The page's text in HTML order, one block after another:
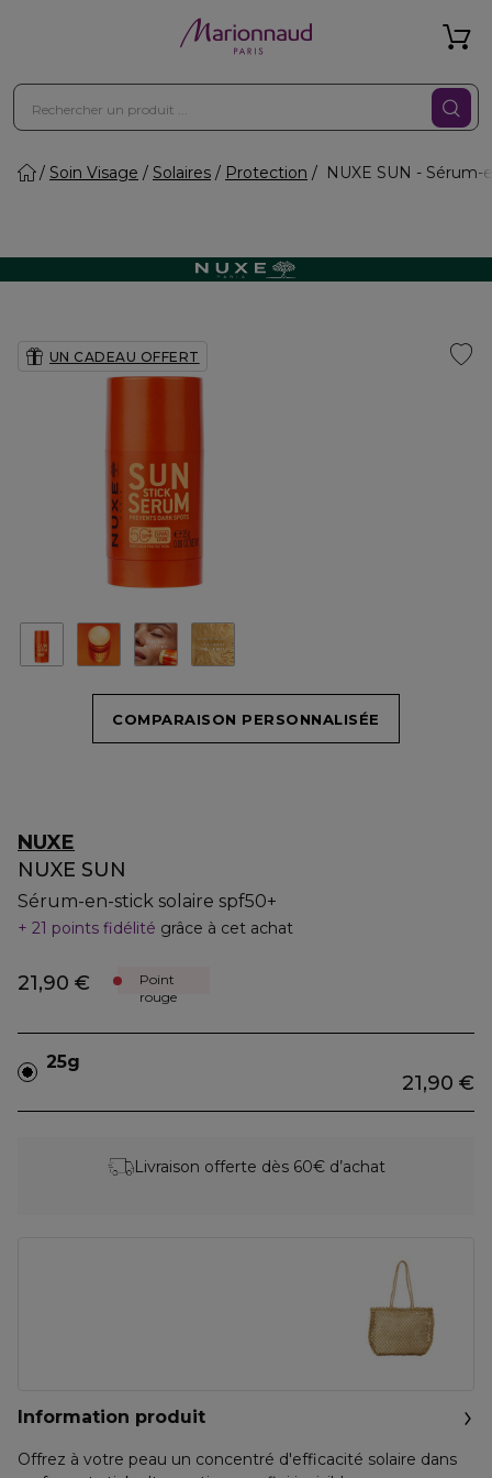
Soin Visage Solaires Protection NUXE SUN - Sérum-
UN CADEAU OFFERT
COMPARAISON PERSONNALISÉE
NUXE
NUXE SUN
Sérum-en-stick solaire spf50+
21 points fidélité grâce à cet achat
21,90 €
Point
rouge
25g
21,90 €
Livraison offerte dès 60€ d’achat
Information produit
Offrez à votre peau un concentré d'efficacité solaire dans